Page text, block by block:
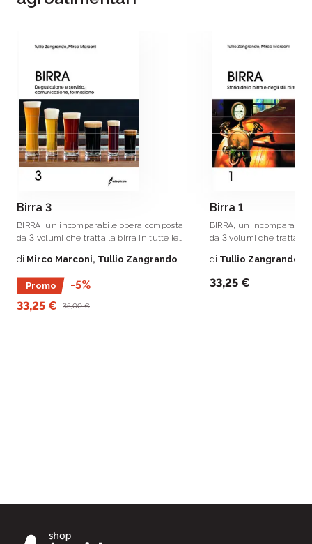
Birra 3
BIRRA, un'incomparabile opera composta
da 3 volumi che tratta la birra in tutte le
di Mirco Marconi, Tullio Zangrando
Promo
-5%
33,25 €
35,00 €
Birra 1
BIRRA,
da 3 volumi che tratta
di Tullio Zangrando,
33,25 €